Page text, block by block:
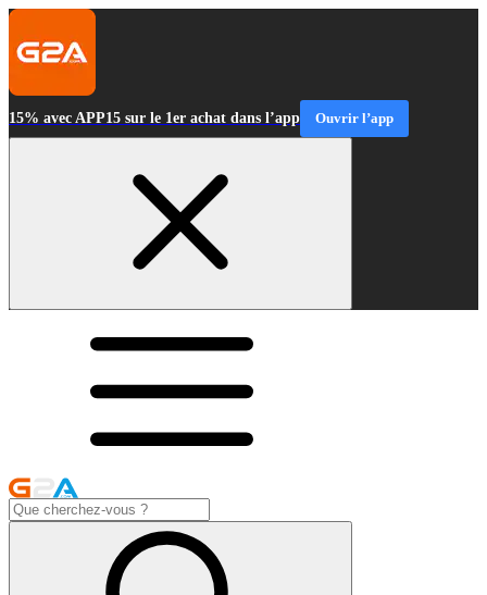
15% avec APP15 sur le 1er achat dans l’app Ouvrir l’app